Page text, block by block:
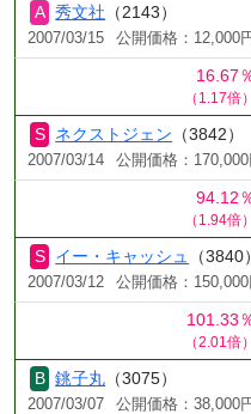
秀文社 （2143）
2007/03/15 公開価格：12,000
16.67
（1.17倍）
ネクストジェン （3842）
2007/03/14 公開価格：
94.12
（1.94倍）
イー・キャッシュ （3840）
2007/03/12 公開価格：
101.33
（2.01倍）
銚子丸 （3075）
2007/03/07 公開価格：38,000